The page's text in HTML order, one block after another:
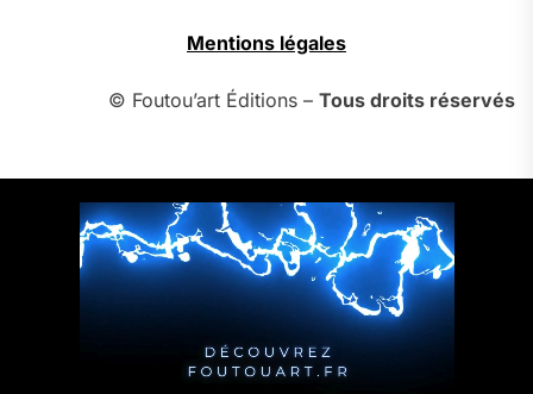
Mentions légales
© Foutou’art Éditions – Tous droits réservés